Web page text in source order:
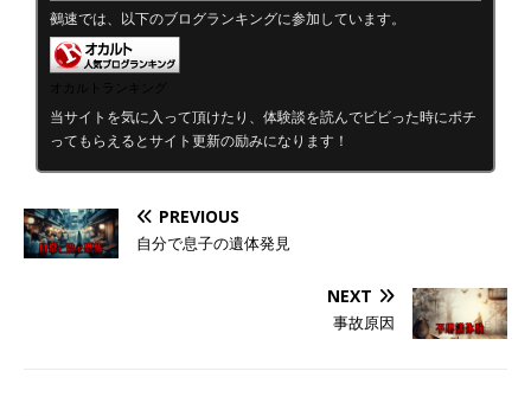
鵺速では、以下のブログランキングに参加しています。
当サイトを気に入って頂けたり、体験談を読んでビビった時にポチ
ってもらえるとサイト更新の励みになります！
PREVIOUS
自分で息子の遺体発見
NEXT
事故原因